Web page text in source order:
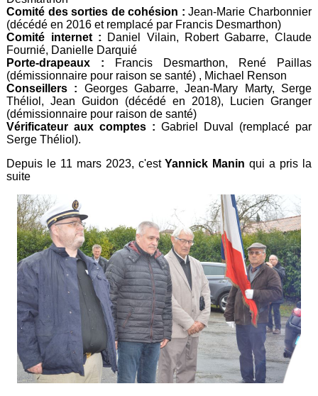
Comité des sorties de cohésion :Jean-Marie Charbonnier
(décédé en 2016 et remplacé par Francis Desmarthon)
Comité internet : Daniel Vilain, Robert Gabarre, Claude
Fournié, Danielle Darquié
Porte-drapeaux : Francis Desmarthon, René Paillas
(démissionnaire pour raison se santé) , Michael Renson
Conseillers : Georges Gabarre, Jean-Mary Marty, Serge
Théliol, Jean Guidon (décédé en 2018), Lucien Granger
(démissionnaire pour raison de santé)
Vérificateur aux comptes : Gabriel Duval (remplacé par
Serge Théliol).
Depuis le 11 mars 2023, c'estYannick Manin qui a pris la
suite